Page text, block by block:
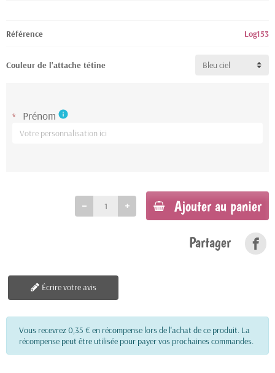
Référence Log153
Couleur de l'attache tétine
* Prénom info
Ajouter au panier
Partager
Écrire votre avis
Vous recevrez 0,35 € en récompense lors de l'achat de ce produit. La
récompense peut être utilisée pour payer vos prochaines commandes.